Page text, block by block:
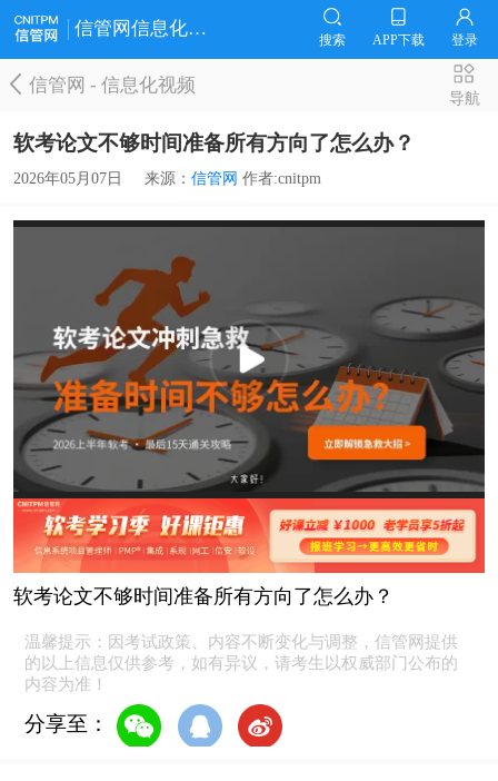
信管网信息化视频
搜索 APP下载 登录
信管网-信息化视频
导航
软考论文不够时间准备所有方向了怎么办？
2026年05月07日 来源： 信管网 作者:cnitpm
软考论文不够时间准备所有方向了怎么办？
温馨提示：因考试政策、内容不断变化与调整，信管网提供
的以上信息仅供参考，如有异议，请考生以权威部门公布的
内容为准！
分享至：